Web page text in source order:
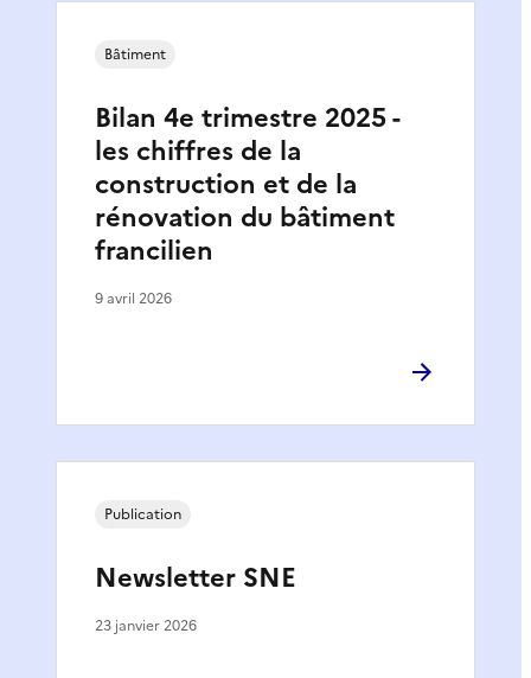
Bilan 4e trimestre 2025 -
les chiffres de la
construction et de la
rénovation du bâtiment
francilien
Bâtiment
9 avril 2026
Newsletter SNE
Publication
23 janvier 2026